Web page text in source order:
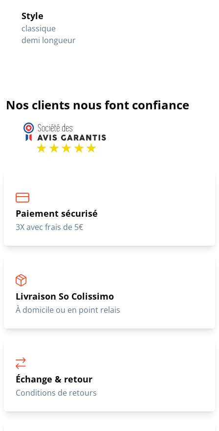
Style
classique
demi longueur
Nos clients nous font confiance
Paiement sécurisé
3X avec frais de 5€
Livraison So Colissimo
À domicile ou en point relais
Échange & retour
Conditions de retours